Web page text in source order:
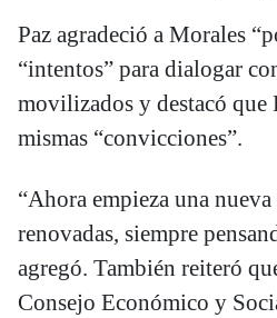
Paz agradeció a Morales
“intentos” para dialogar
movilizados y destacó que
mismas “convicciones”.
“Ahora empieza una
renovadas, siempre
agregó. También reiteró
Consejo Económico y